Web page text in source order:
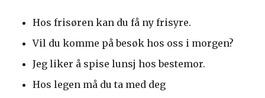
Hos frisøren kan du få ny frisyre.
Vil du komme på besøk hos oss i morgen?
Jeg liker å spise lunsj hos bestemor.
Hos legen må du ta med deg